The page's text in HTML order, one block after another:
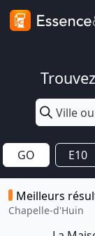
GO E10
Meilleurs
Chapelle-d'Huin